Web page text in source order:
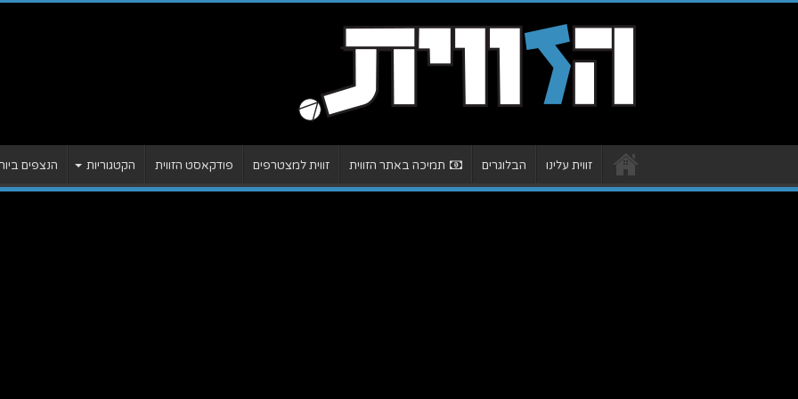
זווית עלינו הבלוגרים תמיכה באתר הזווית זווית למצטרפים פודקאסט הזווית הקטגוריות הנצפים